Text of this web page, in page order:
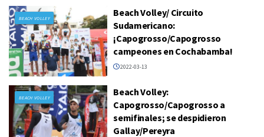
BEACH VOLLEY
Beach Volley/ Circuito
Sudamericano:
¡Capogrosso/Capogrosso
campeones en Cochabamba!
2022-03-13
BEACH VOLLEY
Beach Volley:
Capogrosso/Capogrosso a
semifinales; se despidieron
Gallay/Pereyra